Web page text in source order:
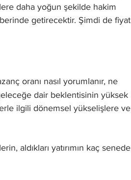
daha yoğun şekilde hakim
getirecektir. Şimdi de fiyat
oranı nasıl yorumlanır, ne
dair beklentisinin yüksek
ilgili dönemsel yükselişlere ve
aldıkları yatırımın kaç senede